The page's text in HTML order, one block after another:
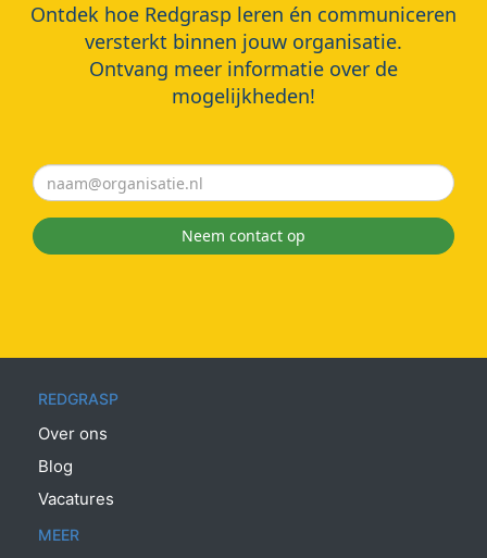
Ontdek hoe Redgrasp leren én communiceren
versterkt binnen jouw organisatie.
Ontvang meer informatie over de
mogelijkheden!
Neem contact op
REDGRASP
Over ons
Blog
Vacatures
MEER